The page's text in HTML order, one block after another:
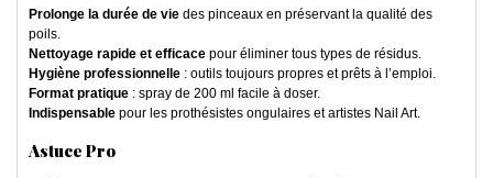
Prolonge la durée de vie des pinceaux en préservant la qualité des
poils.
Nettoyage rapide et efficace pour éliminer tous types de résidus.
Hygiène professionnelle : outils toujours propres et prêts à l’emploi.
Format pratique : spray de 200 ml facile à doser.
Indispensable pour les prothésistes ongulaires et artistes Nail Art.
Astuce Pro